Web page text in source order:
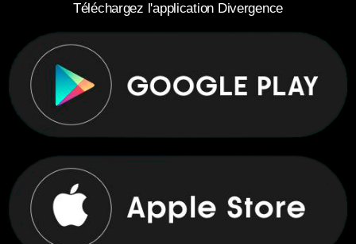
Téléchargez l'application Divergence